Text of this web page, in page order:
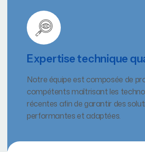
Expertise technique
Notre équipe est composée de
compétents maîtrisant les
récentes afin de garantir des
performantes et adaptées.